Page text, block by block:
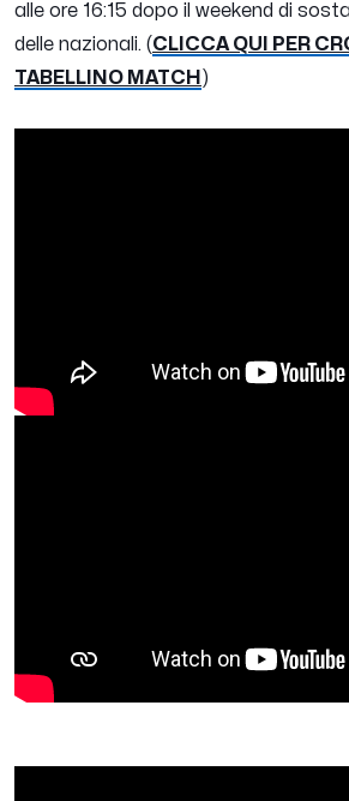
alle ore 16:15 dopo il weekend di
delle nazionali. (CLICCA QUI PER
TABELLINO MATCH )